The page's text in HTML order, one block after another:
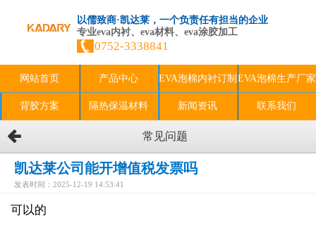
以儒致商·凯达莱，一个负责任有担当的企业
专业eva内衬、eva材料、eva涂胶加工
0752-3338841
网站首页 产品中心 EVA泡棉内衬订制 EVA泡棉生产厂家
背胶方案 隔热保温材料 新闻资讯 联系我们
常见问题
凯达莱公司能开增值税发票吗
发表时间：2025-12-19 14:53:41
可以的